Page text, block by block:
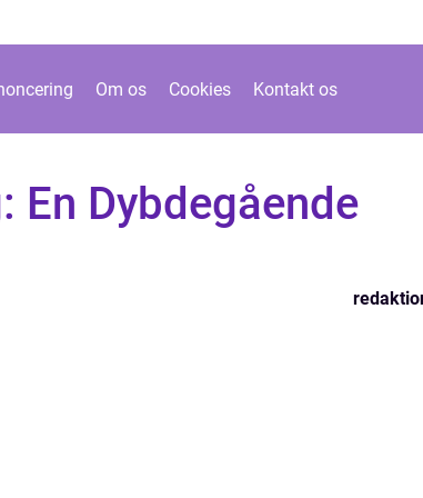
Om os Cookies Kontakt os
Dybdegående